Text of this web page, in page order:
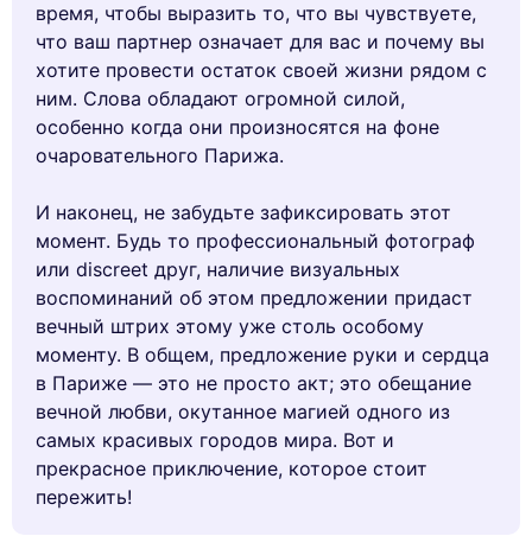
время, чтобы выразить то, что вы чувствуете,
что ваш партнер означает для вас и почему вы
хотите провести остаток своей жизни рядом с
ним. Слова обладают огромной силой,
особенно когда они произносятся на фоне
очаровательного Парижа.
И наконец, не забудьте зафиксировать этот
момент. Будь то профессиональный фотограф
или discreet друг, наличие визуальных
воспоминаний об этом предложении придаст
вечный штрих этому уже столь особому
моменту. В общем, предложение руки и сердца
в Париже — это не просто акт; это обещание
вечной любви, окутанное магией одного из
самых красивых городов мира. Вот и
прекрасное приключение, которое стоит
пережить!